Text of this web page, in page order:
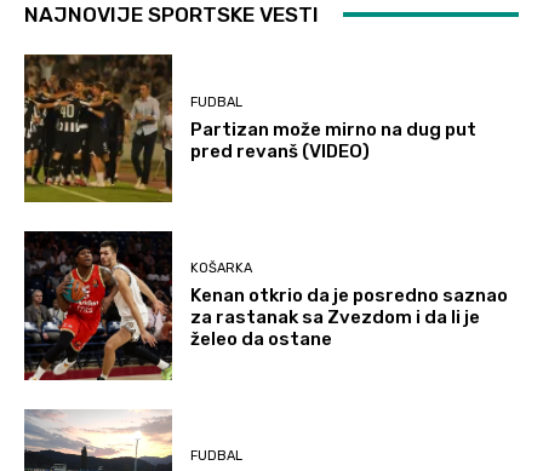
NAJNOVIJE SPORTSKE VESTI
FUDBAL
Partizan može mirno na dug put
pred revanš (VIDEO)
KOŠARKA
Kenan otkrio da je posredno saznao
za rastanak sa Zvezdom i da li je
želeo da ostane
FUDBAL